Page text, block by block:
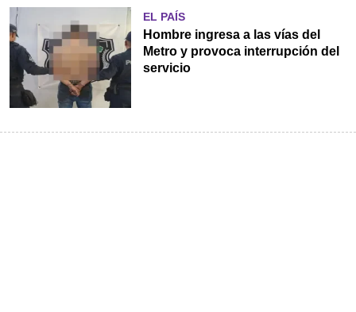
EL PAÍS
Hombre ingresa a las vías del
Metro y provoca interrupción del
servicio